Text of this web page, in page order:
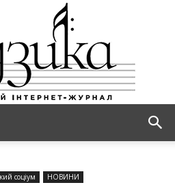
соціум НОВИНИ